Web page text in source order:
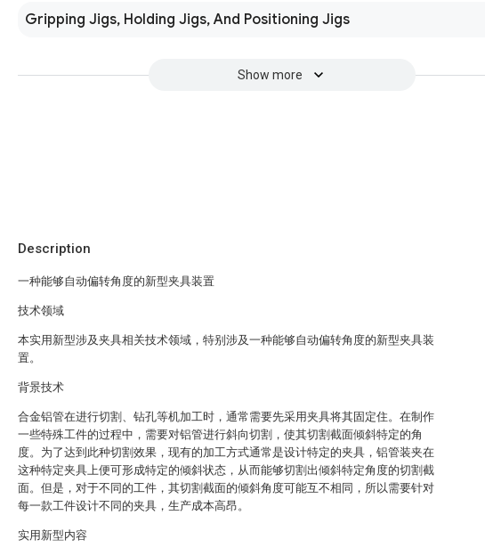
Gripping Jigs, Holding Jigs, And Positioning Jigs
Show more
Description
一种能够自动偏转角度的新型夹具装置
技术领域
本实用新型涉及夹具相关技术领域，特别涉及一种能够自动偏转角度的新型夹具装
置。
背景技术
合金铝管在进行切割、钻孔等机加工时，通常需要先采用夹具将其固定住。在制作
一些特殊工件的过程中，需要对铝管进行斜向切割，使其切割截面倾斜特定的角
度。为了达到此种切割效果，现有的加工方式通常是设计特定的夹具，铝管装夹在
这种特定夹具上便可形成特定的倾斜状态，从而能够切割出倾斜特定角度的切割截
面。但是，对于不同的工件，其切割截面的倾斜角度可能互不相同，所以需要针对
每一款工件设计不同的夹具，生产成本高昂。
实用新型内容